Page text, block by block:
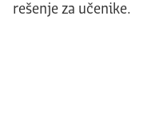
rešenje za učenike.